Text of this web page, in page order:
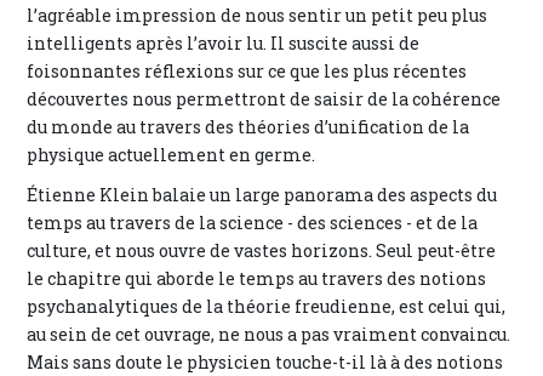
l’agréable impression de nous sentir un petit peu plus
intelligents après l’avoir lu. Il suscite aussi de
foisonnantes réflexions sur ce que les plus récentes
découvertes nous permettront de saisir de la cohérence
du monde au travers des théories d’unification de la
physique actuellement en germe.
Étienne Klein balaie un large panorama des aspects du
temps au travers de la science - des sciences - et de la
culture, et nous ouvre de vastes horizons. Seul peut-être
le chapitre qui aborde le temps au travers des notions
psychanalytiques de la théorie freudienne, est celui qui,
au sein de cet ouvrage, ne nous a pas vraiment convaincu.
Mais sans doute le physicien touche-t-il là à des notions